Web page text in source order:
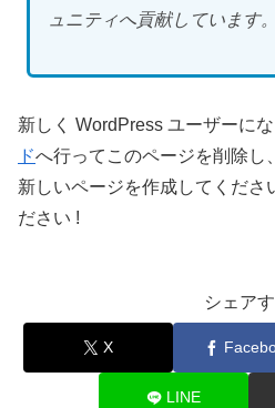
ュニティへ貢献しています。
新しく WordPress ユーザーにな
ドへ行ってこのページを削除し
新しいページを作成してくださ
ださい !
シェア
X
LINE